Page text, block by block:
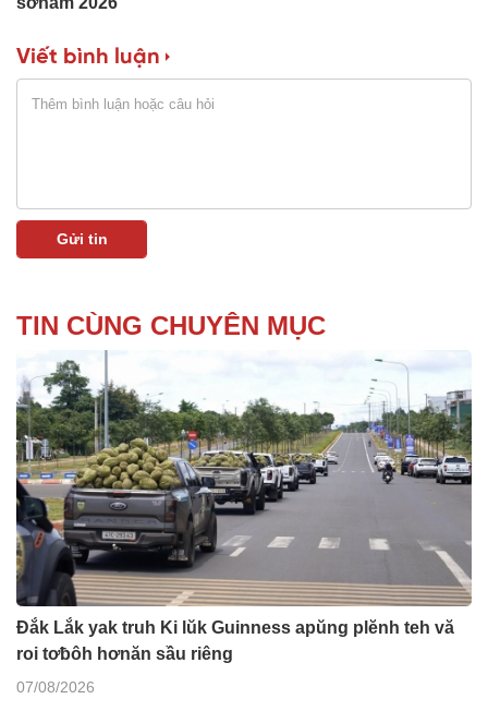
Viết bình luận
TIN CÙNG CHUYÊN MỤC
Đắk Lắk yak truh Ki lŭk Guinness apŭng plĕnh teh vă
roi tơƀôh hơnăn sầu riêng
07/08/2026